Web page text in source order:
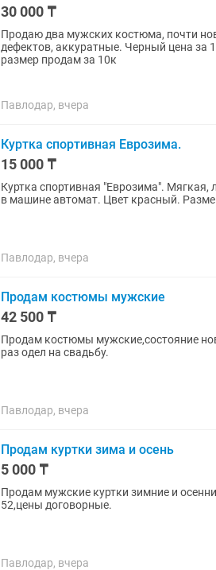
30 000 ₸
Продаю два мужских костюма, почти
дефектов, аккуратные. Черный цена за
размер продам за 10к
Павлодар, вчера
Куртка спортивная Еврозима.
15 000 ₸
Куртка спортивная "Еврозима". Мягкая,
в машине автомат. Цвет красный.
Павлодар, вчера
Продам костюмы мужские
42 500 ₸
Продам костюмы мужские,состояние
раз одел на свадьбу.
Павлодар, вчера
Продам куртки зима и осень
5 000 ₸
Продам мужские куртки зимние и
52,цены договорные.
Павлодар, вчера